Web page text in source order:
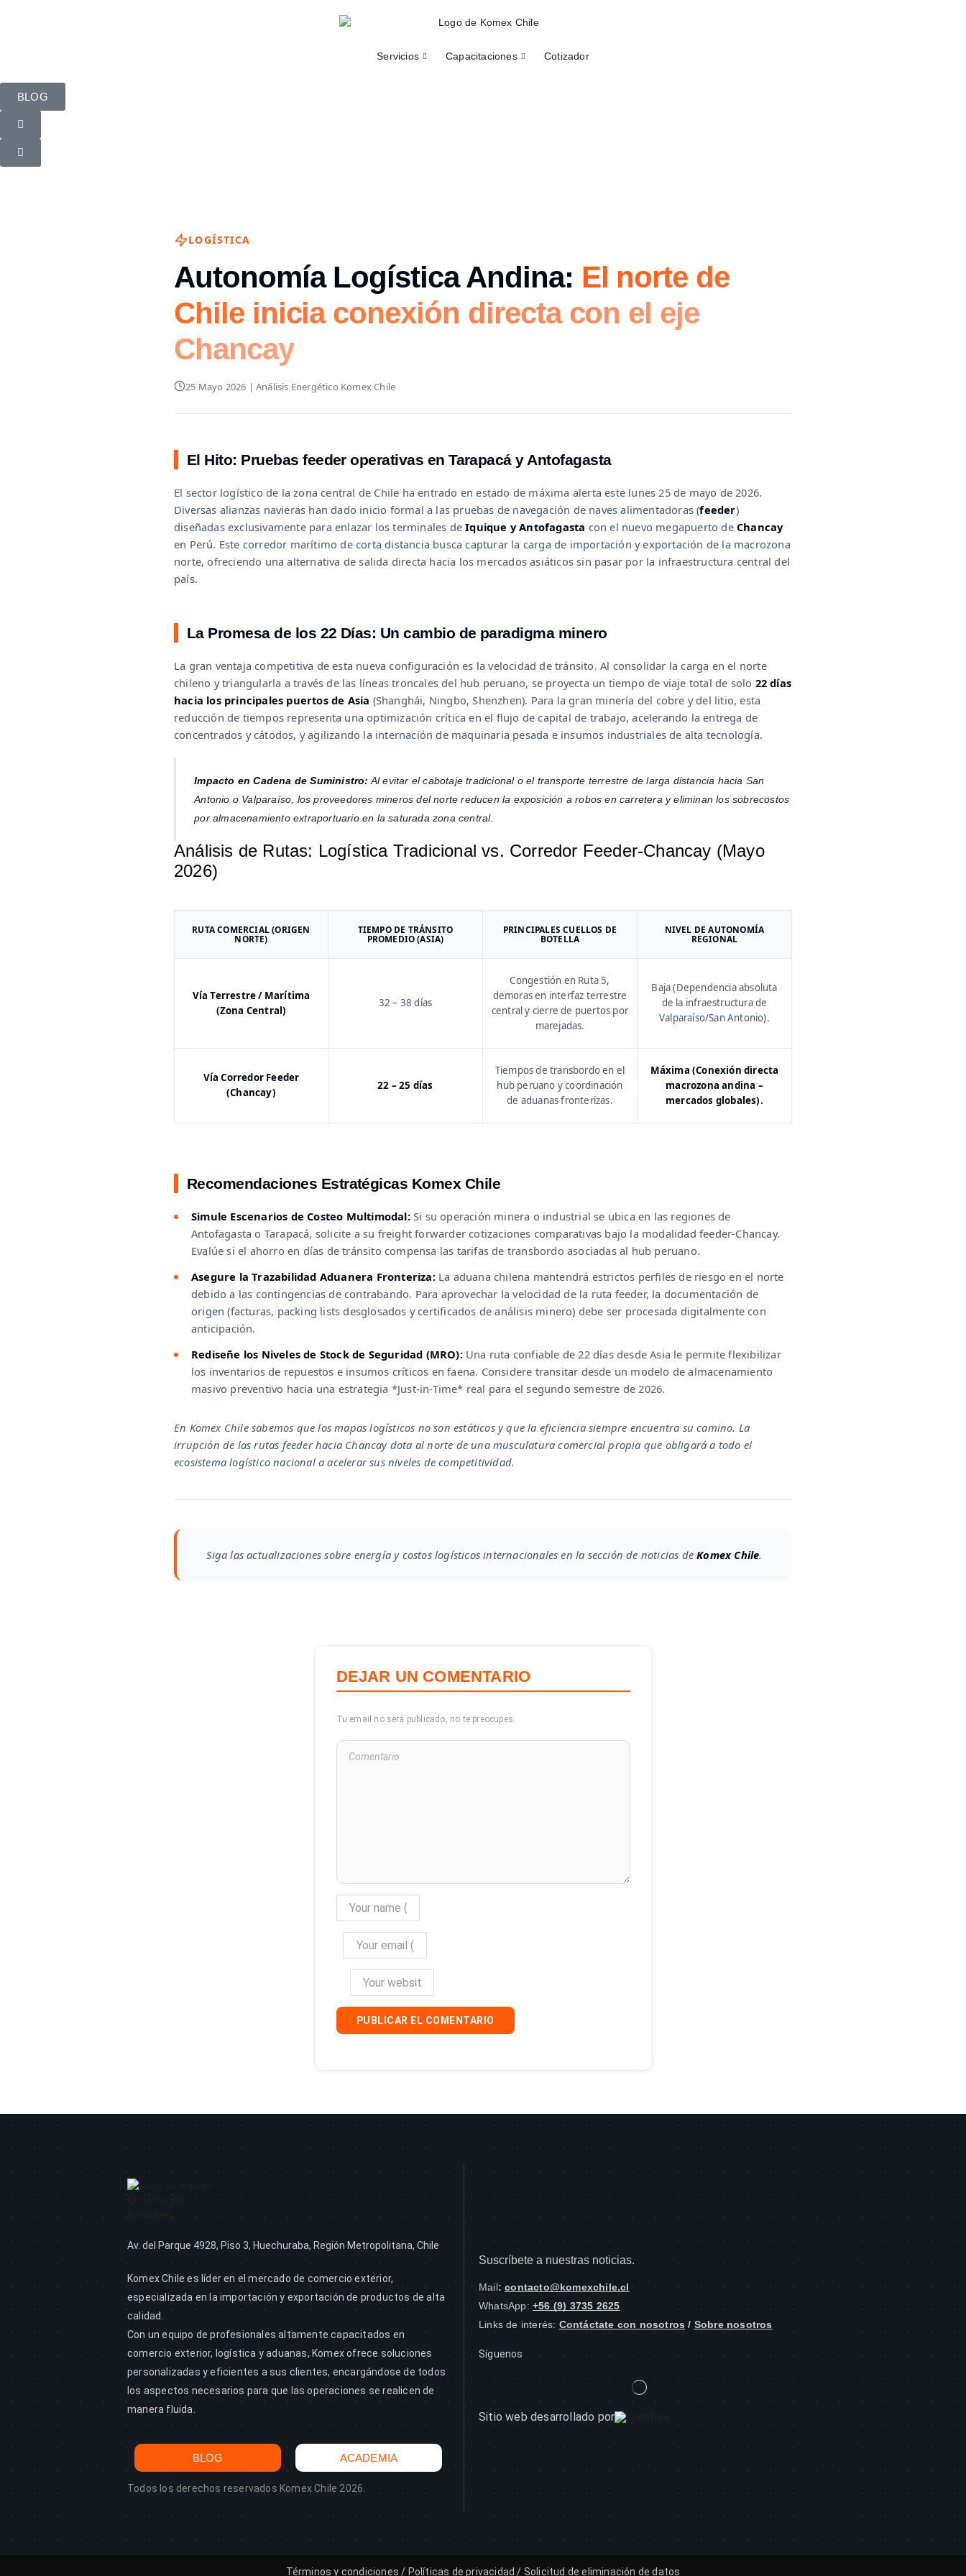
Servicios Capacitaciones Cotizador
BLOG
LOGÍSTICA
Autonomía Logística Andina: El norte de
Chile inicia conexión directa con el eje
Chancay
25 Mayo 2026 | Análisis Energético Komex Chile
El Hito: Pruebas feeder operativas en Tarapacá y Antofagasta
El sector logístico de la zona central de Chile ha entrado en estado de máxima alerta este lunes 25 de mayo de 2026.
Diversas alianzas navieras han dado inicio formal a las pruebas de navegación de naves alimentadoras (feeder)
diseñadas exclusivamente para enlazar los terminales deIquique y Antofagasta con el nuevo megapuerto deChancay
en Perú. Este corredor marítimo de corta distancia busca capturar la carga de importación y exportación de la macrozona
norte, ofreciendo una alternativa de salida directa hacia los mercados asiáticos sin pasar por la infraestructura central del
país.
La Promesa de los 22 Días: Un cambio de paradigma minero
La gran ventaja competitiva de esta nueva configuración es la velocidad de tránsito. Al consolidar la carga en el norte
chileno y triangularla a través de las líneas troncales del hub peruano, se proyecta un tiempo de viaje total de solo 22 días
hacia los principales puertos de Asia (Shanghái, Ningbo, Shenzhen). Para la gran minería del cobre y del litio, esta
reducción de tiempos representa una optimización crítica en el flujo de capital de trabajo, acelerando la entrega de
concentrados y cátodos, y agilizando la internación de maquinaria pesada e insumos industriales de alta tecnología.
Impacto en Cadena de Suministro: Al evitar el cabotaje tradicional o el transporte terrestre de larga distancia hacia San
Antonio o Valparaíso, los proveedores mineros del norte reducen la exposición a robos en carretera y eliminan los sobrecostos
por almacenamiento extraportuario en la saturada zona central.
Análisis de Rutas: Logística Tradicional vs. Corredor Feeder-Chancay (Mayo
2026)
RUTA COMERCIAL (ORIGEN
NORTE)
TIEMPO DE TRÁNSITO
PROMEDIO (ASIA)
PRINCIPALES CUELLOS DE
BOTELLA
NIVEL DE AUTONOMÍA
REGIONAL
Vía Terrestre / Marítima
(Zona Central)
32 – 38 días
Congestión en Ruta 5,
demoras en interfaz terrestre
central y cierre de puertos por
marejadas.
Baja (Dependencia absoluta
de la infraestructura de
Valparaíso/San Antonio).
Vía Corredor Feeder
(Chancay)
22 – 25 días
Tiempos de transbordo en el
hub peruano y coordinación
de aduanas fronterizas.
Máxima (Conexión directa
macrozona andina –
mercados globales).
Recomendaciones Estratégicas Komex Chile
Simule Escenarios de Costeo Multimodal:Si su operación minera o industrial se ubica en las regiones de
Antofagasta o Tarapacá, solicite a su freight forwarder cotizaciones comparativas bajo la modalidad feeder-Chancay.
Evalúe si el ahorro en días de tránsito compensa las tarifas de transbordo asociadas al hub peruano.
Asegure la Trazabilidad Aduanera Fronteriza:La aduana chilena mantendrá estrictos perfiles de riesgo en el norte
debido a las contingencias de contrabando. Para aprovechar la velocidad de la ruta feeder, la documentación de
origen (facturas, packing lists desglosados y certificados de análisis minero) debe ser procesada digitalmente con
anticipación.
Rediseñe los Niveles de Stock de Seguridad (MRO):Una ruta confiable de 22 días desde Asia le permite flexibilizar
los inventarios de repuestos e insumos críticos en faena. Considere transitar desde un modelo de almacenamiento
masivo preventivo hacia una estrategia *Just-in-Time* real para el segundo semestre de 2026.
En Komex Chile sabemos que los mapas logísticos no son estáticos y que la eficiencia siempre encuentra su camino. La
irrupción de las rutas feeder hacia Chancay dota al norte de una musculatura comercial propia que obligará a todo el
ecosistema logístico nacional a acelerar sus niveles de competitividad.
Siga las actualizaciones sobre energía y costos logísticos internacionales en la sección de noticias deKomex Chile.
DEJAR UN COMENTARIO
Tu email no será publicado, no te preocupes.
Av. del Parque 4928, Piso 3, Huechuraba, Región Metropolitana, Chile
Komex Chile es líder en el mercado de comercio exterior,
especializada en la importación y exportación de productos de alta
calidad.
Con un equipo de profesionales altamente capacitados en
comercio exterior, logística y aduanas, Komex ofrece soluciones
personalizadas y eficientes a sus clientes, encargándose de todos
los aspectos necesarios para que las operaciones se realicen de
manera fluida.
BLOG ACADEMIA
Todos los derechos reservados Komex Chile 2026.
Suscríbete a nuestras noticias.
Mail:contacto@komexchile.cl
WhatsApp: +56 (9) 3735 2625
Links de interés: Contáctate con nosotros / Sobre nosotros
Síguenos
Sitio web desarrollado por
Términos y condiciones / Políticas de privacidad / Solicitud de eliminación de datos